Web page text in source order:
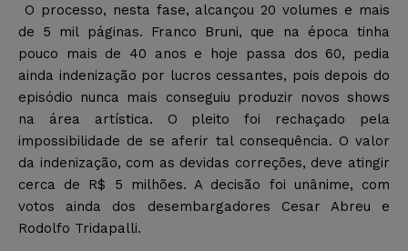
O processo, nesta fase, alcançou 20 volumes e mais
de 5 mil páginas. Franco Bruni, que na época tinha
pouco mais de 40 anos e hoje passa dos 60, pedia
ainda indenização por lucros cessantes, pois depois do
episódio nunca mais conseguiu produzir novos shows
na área artística. O pleito foi rechaçado pela
impossibilidade de se aferir tal consequência. O valor
da indenização, com as devidas correções, deve atingir
cerca de R$ 5 milhões. A decisão foi unânime, com
votos ainda dos desembargadores Cesar Abreu e
Rodolfo Tridapalli.